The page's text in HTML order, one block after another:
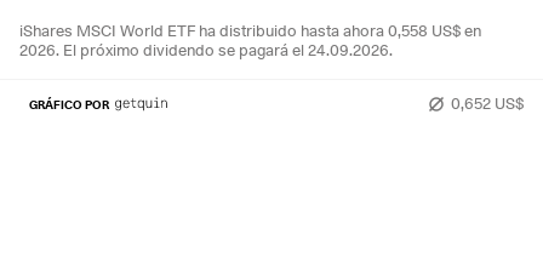
iShares MSCI World ETF ha distribuido hasta ahora 0,558 US$ en
2026. El próximo dividendo se pagará el 24.09.2026.
0,652 US$
GRÁFICO POR